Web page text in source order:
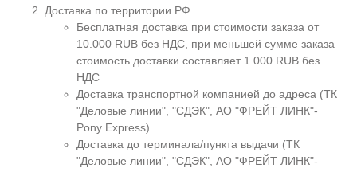
Доставка по территории РФ
Бесплатная доставка при стоимости заказа от
10.000 RUB без НДС, при меньшей сумме заказа –
стоимость доставки составляет 1.000 RUB без
НДС
Доставка транспортной компанией до адреса (ТК
"Деловые линии", "СДЭК", АО "ФРЕЙТ ЛИНК"-
Pony Express)
Доставка до терминала/пункта выдачи (ТК
"Деловые линии", "СДЭК", АО "ФРЕЙТ ЛИНК"-